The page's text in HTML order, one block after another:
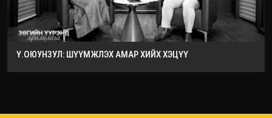
Ү.ОЮУНЗУЛ: ШҮҮМЖЛЭХ АМАР ХИЙХ ХЭЦҮҮ